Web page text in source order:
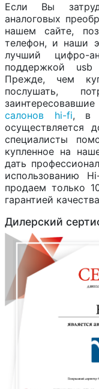
Если Вы
аналоговых
нашем сайте,
телефон, и наши
лучший цифро-
поддержкой
Прежде, чем
послушать,
салонов hi-fi, в
осуществляется
специалисты
купленное на
дать
использованию
продаем только
гарантией
Дилерский